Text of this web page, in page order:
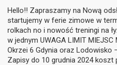
Hello!! Zapraszamy na Nową
startujemy w ferie zimowe w
rolkach no i nowość treningi na
w jednym UWAGA LIMIT MIEJSC
Okrzei 6 Gdynia oraz Lodowisko
Zapisy do 10 grudnia 2024 koszt